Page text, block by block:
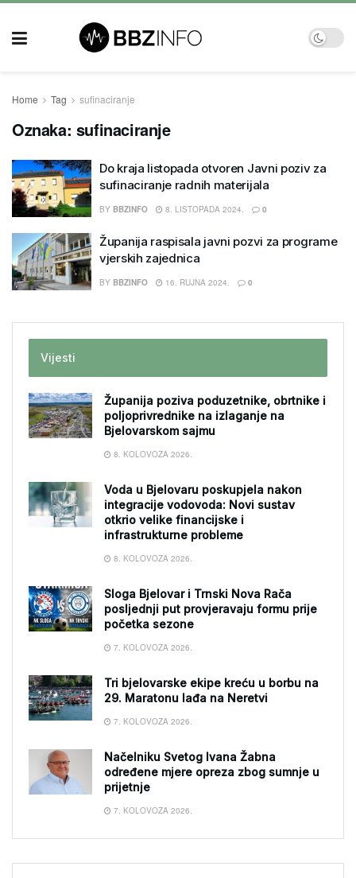
Home Tag sufinaciranje
Oznaka: sufinaciranje
Do kraja listopada otvoren Javni poziv za
sufinaciranje radnih materijala
BY BBZINFO 8. LISTOPADA 2024. 0
Županija raspisala javni pozvi za programe
vjerskih zajednica
BY BBZINFO 16. RUJNA 2024. 0
Vijesti
Županija poziva poduzetnike, obrtnike i
poljoprivrednike na izlaganje na
Bjelovarskom sajmu
8. KOLOVOZA 2026.
Voda u Bjelovaru poskupjela nakon
integracije vodovoda: Novi sustav
otkrio velike financijske i
infrastrukturne probleme
8. KOLOVOZA 2026.
Sloga Bjelovar i Trnski Nova Rača
posljednji put provjeravaju formu prije
početka sezone
7. KOLOVOZA 2026.
Tri bjelovarske ekipe kreću u borbu na
29. Maratonu lađa na Neretvi
7. KOLOVOZA 2026.
Načelniku Svetog Ivana Žabna
određene mjere opreza zbog sumnje u
prijetnje
7. KOLOVOZA 2026.